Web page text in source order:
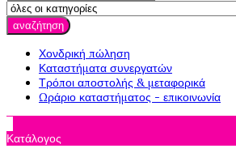
αναζήτηση
Χονδρική πώληση
Καταστήματα συνεργατών
Τρόποι αποστολής & μεταφορικά
Ωράριο καταστήματος - επικοινωνία
Κατάλογος